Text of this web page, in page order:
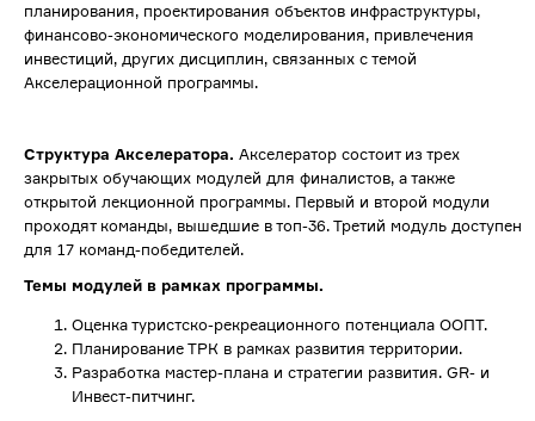
планирования, проектирования объектов инфраструктуры,
финансово-экономического моделирования, привлечения
инвестиций, других дисциплин, связанных с темой
Акселерационной программы.
Структура Акселератора. Акселератор состоит из трех
закрытых обучающих модулей для финалистов, а также
открытой лекционной программы. Первый и второй модули
проходят команды, вышедшие в топ-36. Третий модуль доступен
для 17 команд-победителей.
Темы модулей в рамках программы.
Оценка туристско-рекреационного потенциала ООПТ.
Планирование ТРК в рамках развития территории.
Разработка мастер-плана и стратегии развития. GR- и
Инвест-питчинг.